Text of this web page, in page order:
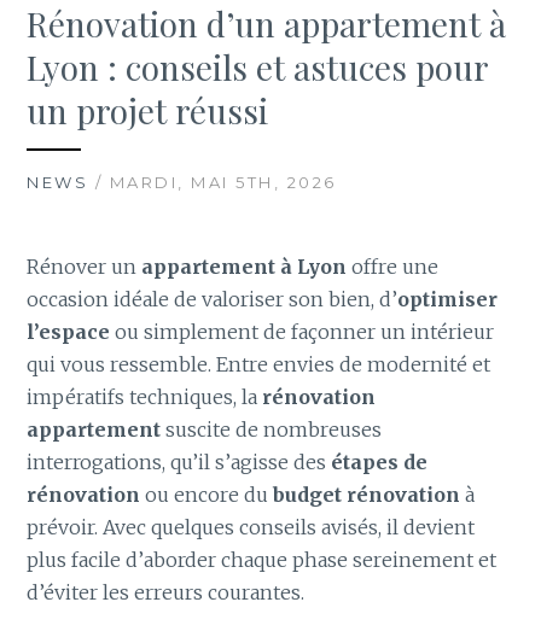
Rénovation d’un appartement à
Lyon : conseils et astuces pour
un projet réussi
NEWS / MARDI, MAI 5TH, 2026
Rénover un appartement à Lyon offre une
occasion idéale de valoriser son bien, d’optimiser
l’espace ou simplement de façonner un intérieur
qui vous ressemble. Entre envies de modernité et
impératifs techniques, la rénovation
appartement suscite de nombreuses
interrogations, qu’il s’agisse des étapes de
rénovation ou encore dubudget rénovation à
prévoir. Avec quelques conseils avisés, il devient
plus facile d’aborder chaque phase sereinement et
d’éviter les erreurs courantes.